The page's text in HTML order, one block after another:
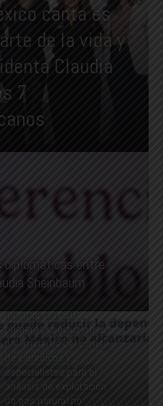
canta es
de la vida y
Claudia
7
diplomáticas entre
Sheinbaum
incorpora las 10
primeras conclusiones
preliminares del comité
de científicos y
especialistas para el
análisis de explotación
de gas natural no